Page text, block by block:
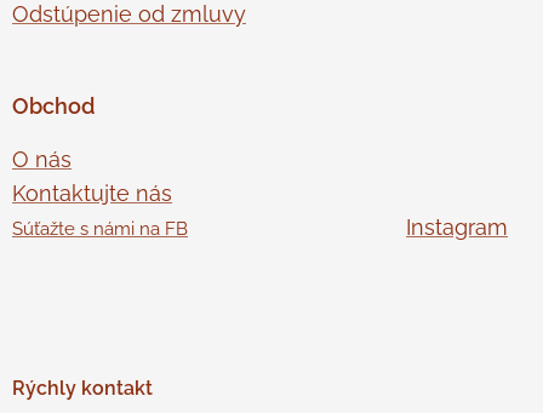
Odstúpenie od zmluvy
Obchod
O nás
Kontaktujte nás
Súťažte s námi na FB Instagram
Rýchly kontakt